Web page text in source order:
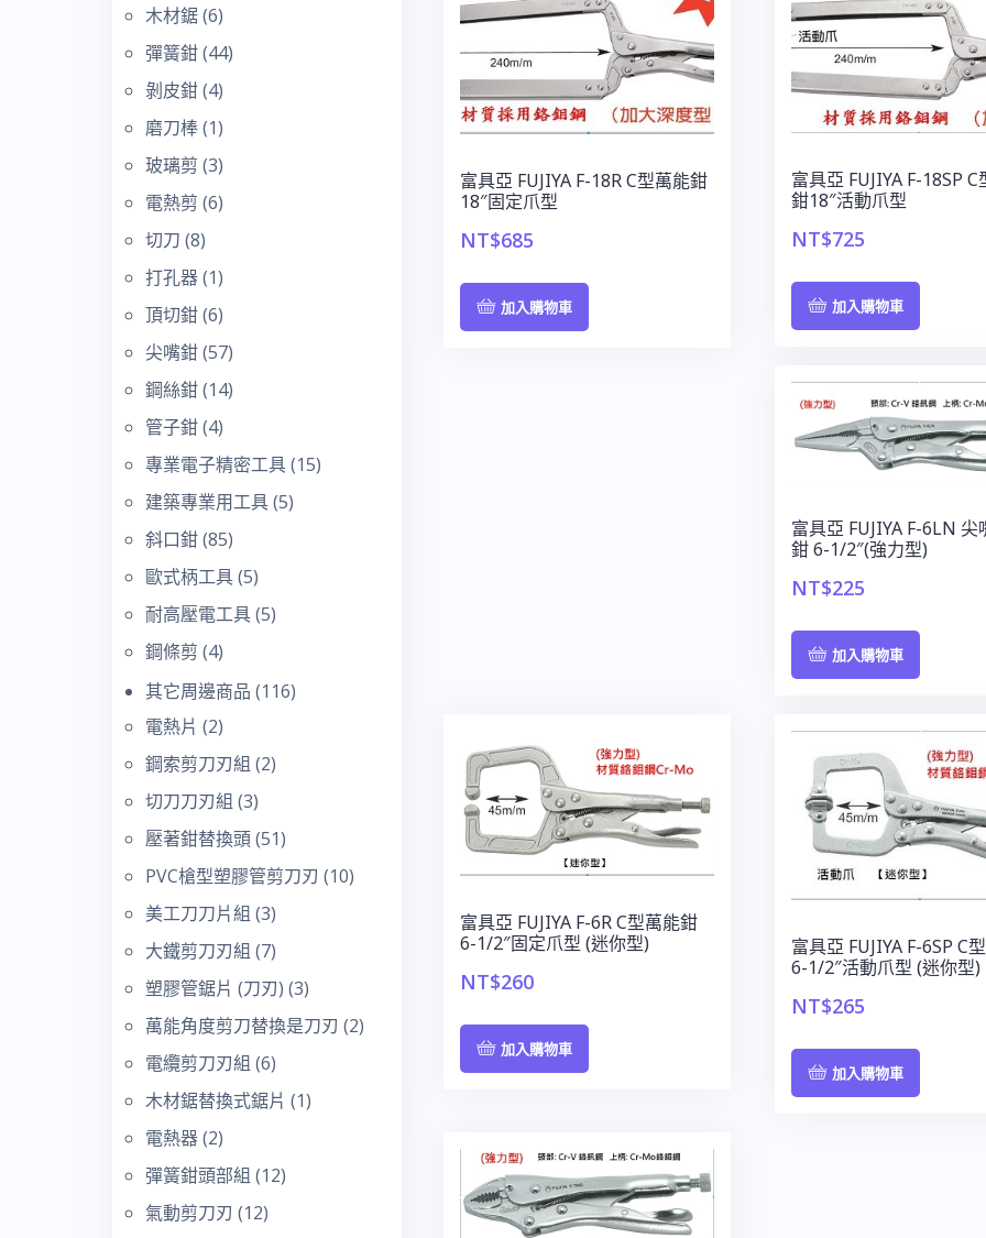
富具亞 FUJIYA F-18R C型萬能鉗
18″固定爪型
NT$685
加入購物車
富具亞 FUJIYA F-18SP
鉗18″活動爪型
NT$725
加入購物車
富具亞 FUJIYA F-6LN 尖
鉗 6-1/2″(強力型)
NT$225
加入購物車
富具亞 FUJIYA F-6R C型萬能鉗
6-1/2″固定爪型 (迷你型)
NT$260
加入購物車
富具亞 FUJIYA F-6SP C
6-1/2″活動爪型 (迷你型)
NT$265
加入購物車
木材鋸(6)
彈簧鉗(44)
剝皮鉗(4)
磨刀棒(1)
玻璃剪 (3)
電熱剪 (6)
切刀 (8)
打孔器(1)
頂切鉗(6)
尖嘴鉗(57)
鋼絲鉗(14)
管子鉗(4)
專業電子精密工具(15)
建築專業用工具(5)
斜口鉗(85)
歐式柄工具(5)
耐高壓電工具(5)
鋼條剪 (4)
其它周邊商品 (116)
電熱片 (2)
鋼索剪刀刃組 (2)
切刀刀刃組 (3)
壓著鉗替換頭(51)
PVC槍型塑膠管剪刀刃 (10)
美工刀刀片組 (3)
大鐵剪刀刃組 (7)
塑膠管鋸片 (刀刃) (3)
萬能角度剪刀替換是刀刃 (2)
電纜剪刀刃組 (6)
木材鋸替換式鋸片 (1)
電熱器(2)
彈簧鉗頭部組 (12)
氣動剪刀刃 (12)